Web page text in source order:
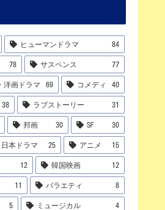
ヒューマンドラマ 84
78 サスペンス 77
洋画ドラマ 69 コメディ 40
38 ラブストーリー 31
邦画 30 SF 30
日本ドラマ 25 アニメ 15
12 韓国映画 12
11 バラエティ 8
5 ミュージカル 4